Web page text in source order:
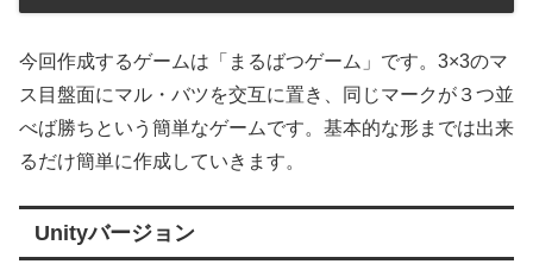
今回作成するゲームは「まるばつゲーム」です。3×3のマ
ス目盤面にマル・バツを交互に置き、同じマークが３つ並
べば勝ちという簡単なゲームです。基本的な形までは出来
るだけ簡単に作成していきます。
Unityバージョン